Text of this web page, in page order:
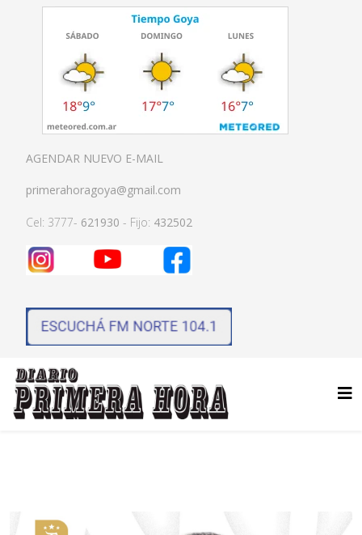
AGENDAR NUEVO E-MAIL
primerahoragoya@gmail.com
Cel: 3777- 621930 - Fijo: 432502